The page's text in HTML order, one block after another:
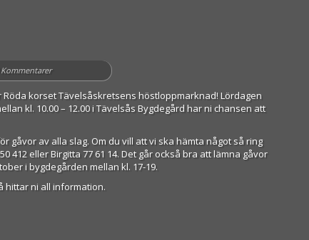
Kommentarer
Röda korset Tävelsåskretsens höstloppmarknad! Lördagen
kl. 10.00 – 12.00 i Tävelsås Bygdegård har ni chansen att
gåvor av alla slag. Om du vill att vi ska hämta något så ring
412 eller Birgitta 77 61 14. Det går också bra att lämna gåvor
i bygdegården mellan kl. 17-19.
hittar ni all information.